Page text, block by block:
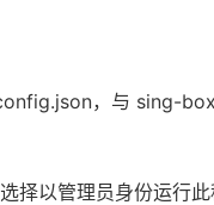
，与 sing-
以管理员身份运行此